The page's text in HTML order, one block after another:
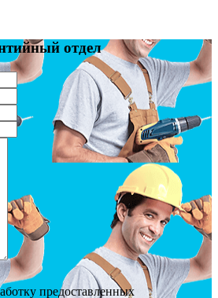
отдел
предоставленных